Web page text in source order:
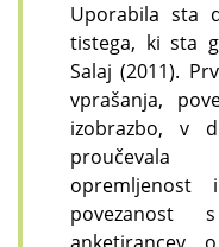
Uporabila sta
tistega, ki sta
Salaj (2011).
vprašanja,
izobrazbo, v
proučevala
opremljenost
povezanost